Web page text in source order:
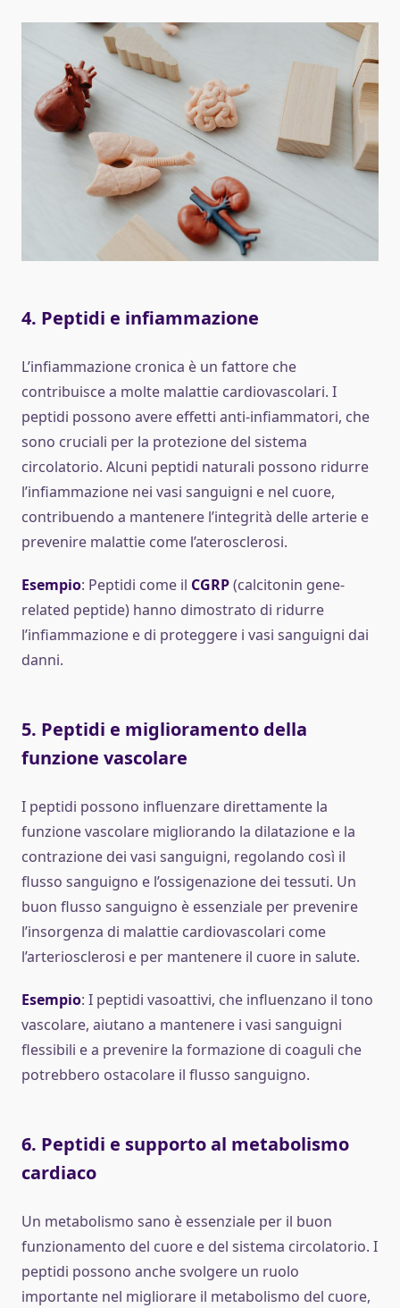
4. Peptidi e infiammazione
L’infiammazione cronica è un fattore che
contribuisce a molte malattie cardiovascolari. I
peptidi possono avere effetti anti-infiammatori, che
sono cruciali per la protezione del sistema
circolatorio. Alcuni peptidi naturali possono ridurre
l’infiammazione nei vasi sanguigni e nel cuore,
contribuendo a mantenere l’integrità delle arterie e
prevenire malattie come l’aterosclerosi.
Esempio: Peptidi come il CGRP(calcitonin gene-
related peptide) hanno dimostrato di ridurre
l’infiammazione e di proteggere i vasi sanguigni dai
danni.
5. Peptidi e miglioramento della
funzione vascolare
I peptidi possono influenzare direttamente la
funzione vascolare migliorando la dilatazione e la
contrazione dei vasi sanguigni, regolando così il
flusso sanguigno e l’ossigenazione dei tessuti. Un
buon flusso sanguigno è essenziale per prevenire
l’insorgenza di malattie cardiovascolari come
l’arteriosclerosi e per mantenere il cuore in salute.
Esempio: I peptidi vasoattivi, che influenzano il tono
vascolare, aiutano a mantenere i vasi sanguigni
flessibili e a prevenire la formazione di coaguli che
potrebbero ostacolare il flusso sanguigno.
6. Peptidi e supporto al metabolismo
cardiaco
Un metabolismo sano è essenziale per il buon
funzionamento del cuore e del sistema circolatorio. I
peptidi possono anche svolgere un ruolo
importante nel migliorare il metabolismo del cuore,